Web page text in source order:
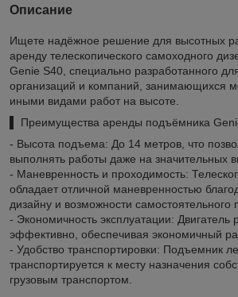
Описание
Ищете надёжное решение для высотных
аренду телескопического самоходного
Genie S40, специально разработанного
организаций и компаний, занимающихся
иными видами работ на высоте.
▌ Преимущества аренды подъёмника
- Высота подъема: До 14 метров, что
выполнять работы даже на значительных
- Маневренность и проходимость:
обладает отличной маневренностью
дизайну и возможности самостоятельного
- Экономичность эксплуатации: Двигатель
эффективно, обеспечивая экономичный
- Удобство транспортировки: Подъемник
транспортируется к месту назначения
грузовым транспортом.